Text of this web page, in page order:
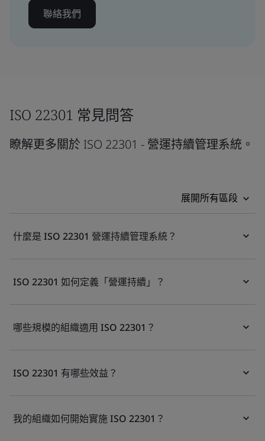
聯絡我們
ISO 22301 常見問答
瞭解更多關於 ISO 22301 - 營運持續管理系統。
展開所有區段
什麼是 ISO 22301 營運持續管理系統？
ISO 22301 如何定義「營運持續」？
哪些規模的組織適用 ISO 22301？
ISO 22301 有哪些效益？
我的組織如何開始實施 ISO 22301？